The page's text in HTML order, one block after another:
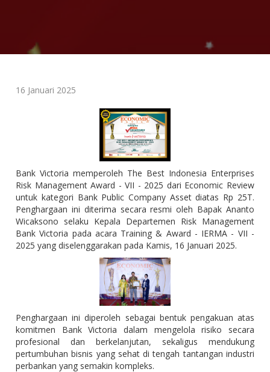
16 Januari 2025
Bank Victoria memperoleh The Best Indonesia Enterprises
Risk Management Award - VII - 2025 dari Economic Review
untuk kategori Bank Public Company Asset diatas Rp 25T.
Penghargaan ini diterima secara resmi oleh Bapak Ananto
Wicaksono selaku Kepala Departemen Risk Management
Bank Victoria pada acara Training & Award - IERMA - VII -
2025 yang diselenggarakan pada Kamis, 16 Januari 2025.
Penghargaan ini diperoleh sebagai bentuk pengakuan atas
komitmen Bank Victoria dalam mengelola risiko secara
profesional dan berkelanjutan, sekaligus mendukung
pertumbuhan bisnis yang sehat di tengah tantangan industri
perbankan yang semakin kompleks.